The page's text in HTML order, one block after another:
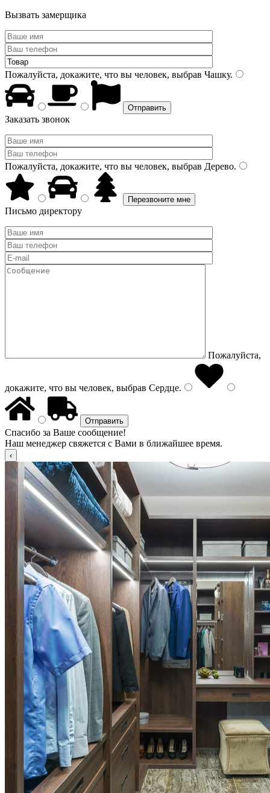
Вызвать замерщика
Пожалуйста, докажите, что вы человек, выбрав Чашку.
Заказать звонок
Пожалуйста, докажите, что вы человек, выбрав Дерево.
Письмо директору
Пожалуйста,
докажите, что вы человек, выбрав Сердце.
Спасибо за Ваше сообщение!
Наш менеджер свяжется с Вами в ближайшее время.